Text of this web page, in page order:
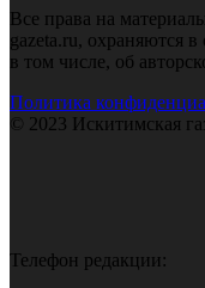
Все права на
gazeta.ru, охраняются
в том числе, об
Политика
© 2023 Искитимская
Телефон редакции: